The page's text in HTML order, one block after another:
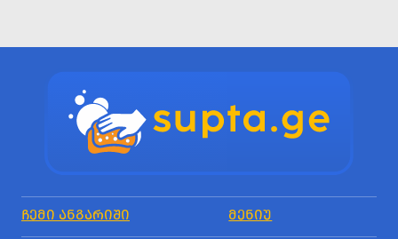
ᲩᲔᲛᲘ ᲐᲜᲒᲐᲠᲘᲨᲘ ᲛᲔᲜᲘᲣ